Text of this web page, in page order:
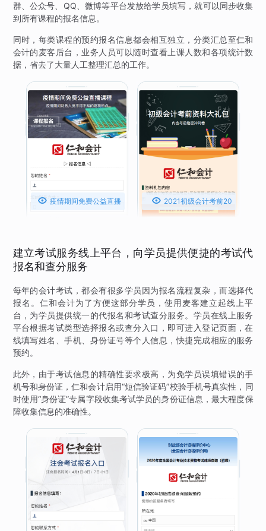
群、公众号、QQ、微博等平台发放给学员填写，就可以同步收集
到所有课程的报名信息。
同时，每类课程的预约报名信息都会相互独立，分类汇总至仁和
会计的麦客后台，业务人员可以随时查看上课人数和各项统计数
据，省去了大量人工整理汇总的工作。
 疫情期间免费公益直播
 2021初级会计考前20
建立考试服务线上平台，向学员提供便捷的考试代
报名和查分服务
每年的会计考试，都会有很多学员因为报名流程复杂，而选择代
报名。仁和会计为了方便这部分学员，使用麦客建立起线上平
台，为学员提供统一的代报名和考试查分服务。学员在线上服务
平台根据考试类型选择报名或查分入口，即可进入登记页面，在
线填写姓名、手机、身份证号等个人信息，快捷完成相应的服务
预约。
此外，由于考试信息的精确性要求极高，为免学员误填错误的手
机号和身份证，仁和会计启用“短信验证码”校验手机号真实性，同
时使用“身份证”专属字段收集考试学员的身份证信息，最大程度保
障收集信息的准确性。